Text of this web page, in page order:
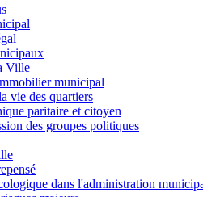
Ville
municipal
vie des quartiers
paritaire et citoyen
des groupes politiques
dans l'administration